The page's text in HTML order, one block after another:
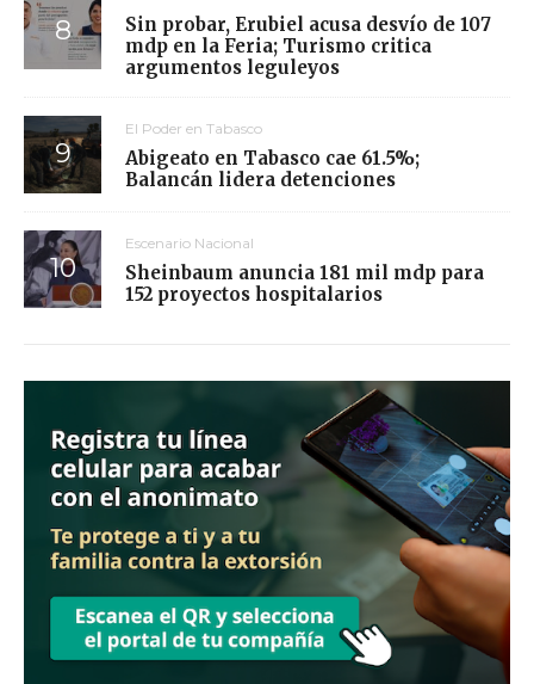
Sin probar, Erubiel acusa desvío de 107
mdp en la Feria; Turismo critica
argumentos leguleyos
El Poder en Tabasco
Abigeato en Tabasco cae 61.5%;
Balancán lidera detenciones
Escenario Nacional
Sheinbaum anuncia 181 mil mdp para
152 proyectos hospitalarios